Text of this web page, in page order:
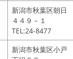
新潟市秋葉区朝日
４４９－１
TEL:24-8477
新潟市秋葉区小戸